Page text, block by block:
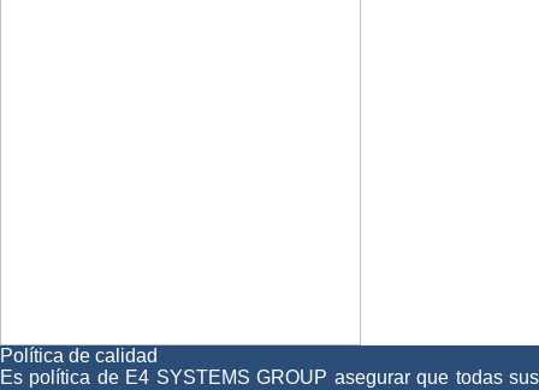
Política de calidad
Es política de E4 SYSTEMS GROUP asegurar que todas sus